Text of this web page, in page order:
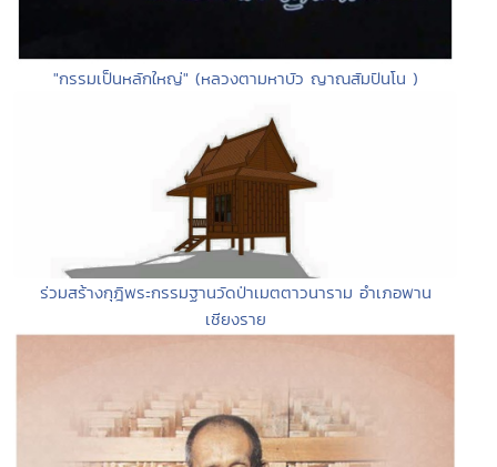
"กรรมเป็นหลักใหญ่" (หลวงตามหาบัว ญาณสัมปันโน )
ร่วมสร้างกุฎิพระกรรมฐานวัดป่าเมตตาวนาราม อำเภอพาน
เชียงราย